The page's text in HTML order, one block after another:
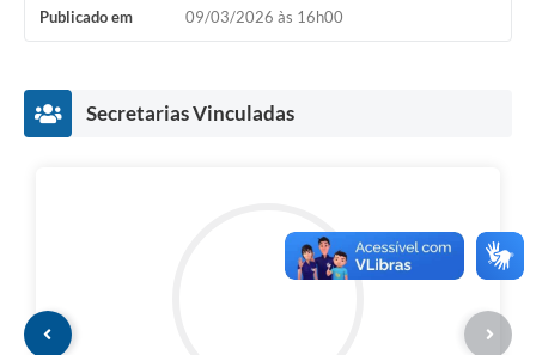
Publicado em 09/03/2026 às 16h00
Secretarias Vinculadas